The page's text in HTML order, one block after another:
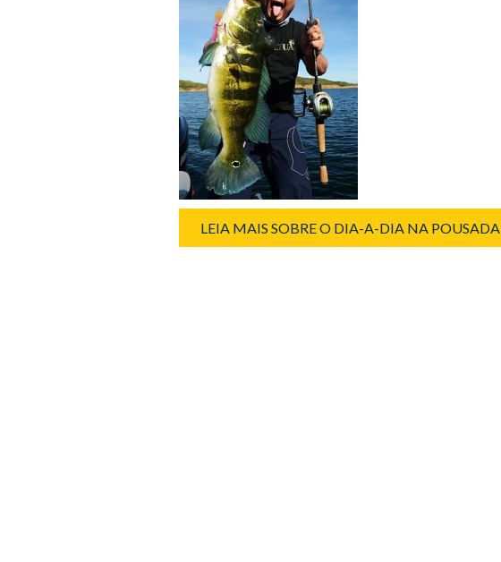
LEIA MAIS SOBRE O DIA-A-DIA NA POUSADA